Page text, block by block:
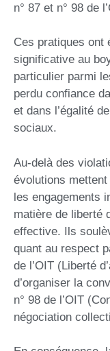
n° 87 et n° 98 de
Ces pratiques ont
significative au
particulier parmi
perdu confiance
et dans l’égalité
sociaux.
Au-delà des
évolutions
les engagements
matière de liberté
effective. Ils
quant au respect
de l’OIT (Liberté
d’organiser la
n° 98 de l’OIT
négociation